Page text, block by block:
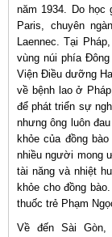
năm 1934. Do
Paris, chuyên
Laennec. Tại
vùng núi phía
Viện Điều dưỡng
về bệnh lao ở
để phát triển sự
nhưng ông luôn
khỏe của đồng
nhiều người mong
tài năng và nhiệt
khỏe cho đồng
thuốc trẻ Phạm
Về đến Sài